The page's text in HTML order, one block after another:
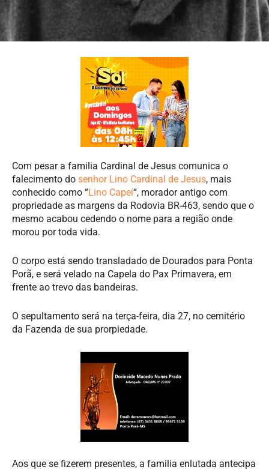
Com pesar a familia Cardinal de Jesus comunica o
falecimento do senhor Lino Cardinal de Jesus, mais
conhecido como “Lino Capeí“, morador antigo com
propriedade as margens da Rodovia BR-463, sendo que o
mesmo acabou cedendo o nome para a região onde
morou por toda vida.
O corpo está sendo transladado de Dourados para Ponta
Porã, e será velado na Capela do Pax Primavera, em
frente ao trevo das bandeiras.
O sepultamento será na terça-feira, dia 27, no cemitério
da Fazenda de sua prorpiedade.
Aos que se fizerem presentes, a familia enlutada antecipa